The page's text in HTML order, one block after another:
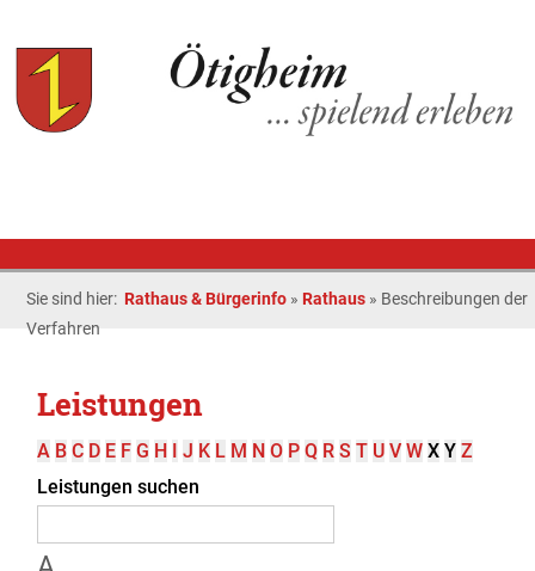
Sie sind hier: Rathaus & Bürgerinfo » Rathaus » Beschreibungen der
Verfahren
Leistungen
A B C D E F G H I J K L M N O P Q R S T U V W X Y Z
Leistungen suchen